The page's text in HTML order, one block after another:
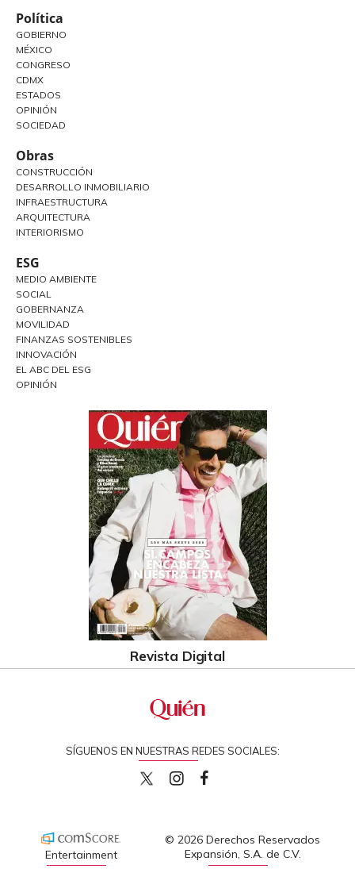
Política
GOBIERNO
MÉXICO
CONGRESO
CDMX
ESTADOS
OPINIÓN
SOCIEDAD
Obras
CONSTRUCCIÓN
DESARROLLO INMOBILIARIO
INFRAESTRUCTURA
ARQUITECTURA
INTERIORISMO
ESG
MEDIO AMBIENTE
SOCIAL
GOBERNANZA
MOVILIDAD
FINANZAS SOSTENIBLES
INNOVACIÓN
EL ABC DEL ESG
OPINIÓN
Revista Digital
SÍGUENOS EN NUESTRAS REDES SOCIALES:
quiencom
Entertainment
© 2026 Derechos Reservados
Expansión, S.A. de C.V.